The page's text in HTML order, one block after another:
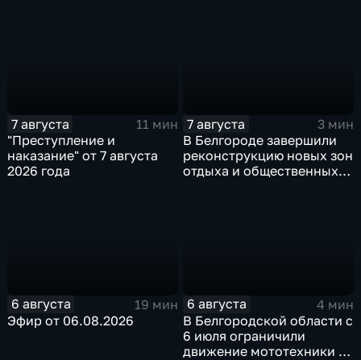
7 августа
11 мин
"Преступление и
наказание" от 7 августа
2026 года
7 августа
3 мин
В Белгороде завершили
реконструкцию новых зон
отдыха и общественных
6 августа
19 мин
Эфир от 06.08.2026
6 августа
4 мин
В Белгородской области с
6 июля ограничили
движение мототехники в